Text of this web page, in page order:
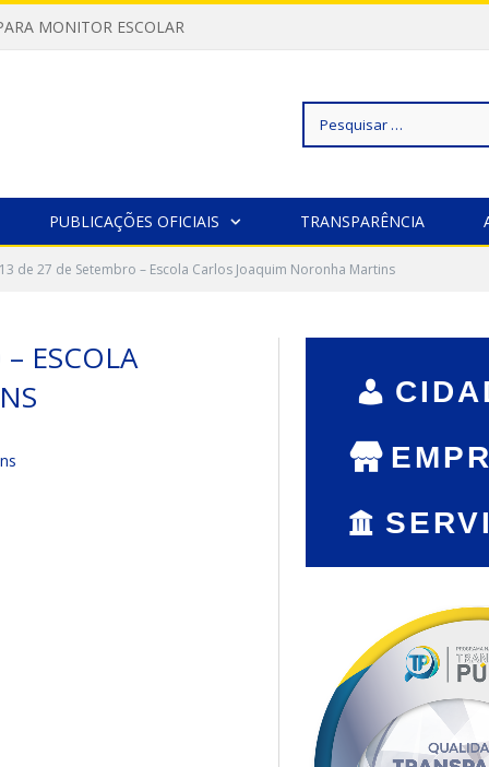
MONITOR ESCOLAR
Pesquisar
por:
PUBLICAÇÕES OFICIAIS TRANSPARÊNCIA
de 27 de Setembro – Escola Carlos Joaquim Noronha Martins
ESCOLA